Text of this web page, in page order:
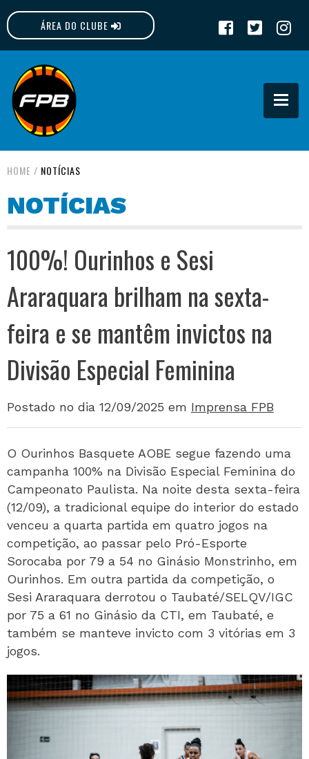
ÁREA DO CLUBE
FPB
HOME / NOTÍCIAS
NOTÍCIAS
100%! Ourinhos e Sesi
Araraquara brilham na sexta-
feira e se mantêm invictos na
Divisão Especial Feminina
Postado no dia 12/09/2025 em Imprensa FPB
O Ourinhos Basquete AOBE segue fazendo uma
campanha 100% na Divisão Especial Feminina do
Campeonato Paulista. Na noite desta sexta-feira
(12/09), a tradicional equipe do interior do estado
venceu a quarta partida em quatro jogos na
competição, ao passar pelo Pró-Esporte
Sorocaba por 79 a 54 no Ginásio Monstrinho, em
Ourinhos. Em outra partida da competição, o
Sesi Araraquara derrotou o Taubaté/SELQV/IGC
por 75 a 61 no Ginásio da CTI, em Taubaté, e
também se manteve invicto com 3 vitórias em 3
jogos.